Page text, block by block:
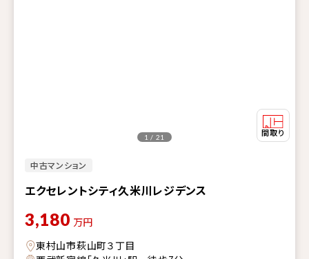
中古マンション
エクセレントシティ久米川レジデンス
1 / 21
3,180 万円
東村山市萩山町３丁目